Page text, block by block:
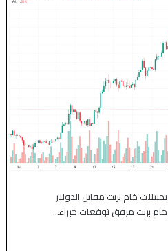
أخبار خام برنت اليوم 2026-08-06 تحليلات خام برنت مقابل الدولار